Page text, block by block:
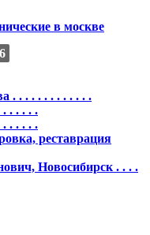
в москве
. . . . . . . . . . . . .
. . . . .
. . . . .
реставрация
Новосибирск . . . .